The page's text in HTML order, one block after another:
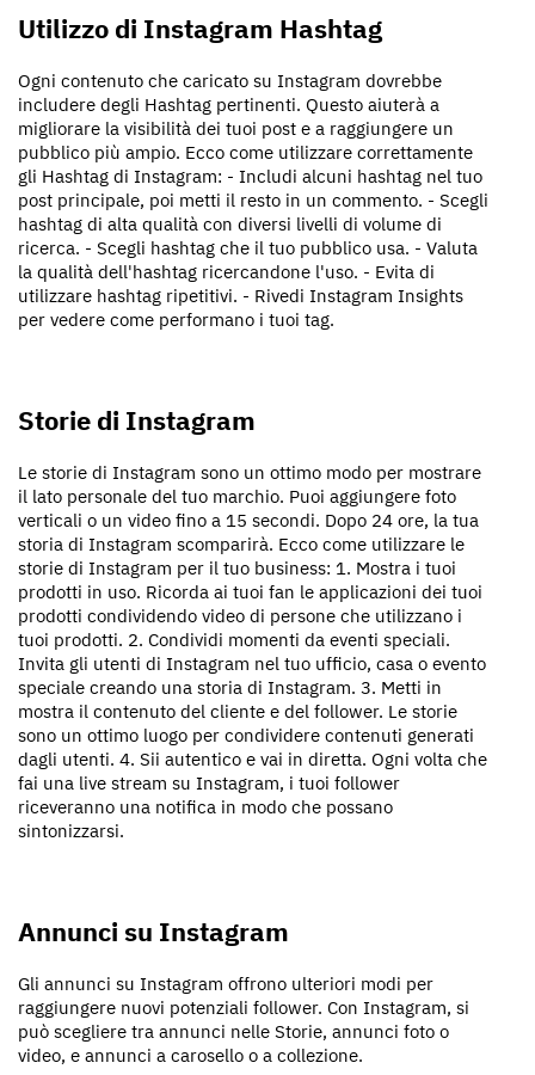
Utilizzo di Instagram Hashtag
Ogni contenuto che caricato su Instagram dovrebbe
includere degli Hashtag pertinenti. Questo aiuterà a
migliorare la visibilità dei tuoi post e a raggiungere un
pubblico più ampio. Ecco come utilizzare correttamente
gli Hashtag di Instagram: - Includi alcuni hashtag nel tuo
post principale, poi metti il resto in un commento. - Scegli
hashtag di alta qualità con diversi livelli di volume di
ricerca. - Scegli hashtag che il tuo pubblico usa. - Valuta
la qualità dell'hashtag ricercandone l'uso. - Evita di
utilizzare hashtag ripetitivi. - Rivedi Instagram Insights
per vedere come performano i tuoi tag.
Storie di Instagram
Le storie di Instagram sono un ottimo modo per mostrare
il lato personale del tuo marchio. Puoi aggiungere foto
verticali o un video fino a 15 secondi. Dopo 24 ore, la tua
storia di Instagram scomparirà. Ecco come utilizzare le
storie di Instagram per il tuo business: 1. Mostra i tuoi
prodotti in uso. Ricorda ai tuoi fan le applicazioni dei tuoi
prodotti condividendo video di persone che utilizzano i
tuoi prodotti. 2. Condividi momenti da eventi speciali.
Invita gli utenti di Instagram nel tuo ufficio, casa o evento
speciale creando una storia di Instagram. 3. Metti in
mostra il contenuto del cliente e del follower. Le storie
sono un ottimo luogo per condividere contenuti generati
dagli utenti. 4. Sii autentico e vai in diretta. Ogni volta che
fai una live stream su Instagram, i tuoi follower
riceveranno una notifica in modo che possano
sintonizzarsi.
Annunci su Instagram
Gli annunci su Instagram offrono ulteriori modi per
raggiungere nuovi potenziali follower. Con Instagram, si
può scegliere tra annunci nelle Storie, annunci foto o
video, e annunci a carosello o a collezione.